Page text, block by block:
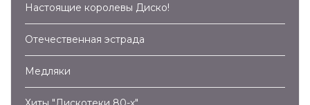
Настоящие королевы Диско!
Отечественная эстрада
Медляки